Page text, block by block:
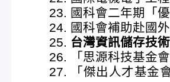
國科會二年期「
國科會補助赴國
台灣資訊儲存技
「思源科技基金
「傑出人才基金